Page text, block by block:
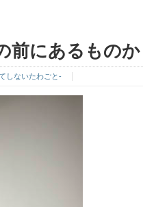
前にあるもの
しないたわごと-